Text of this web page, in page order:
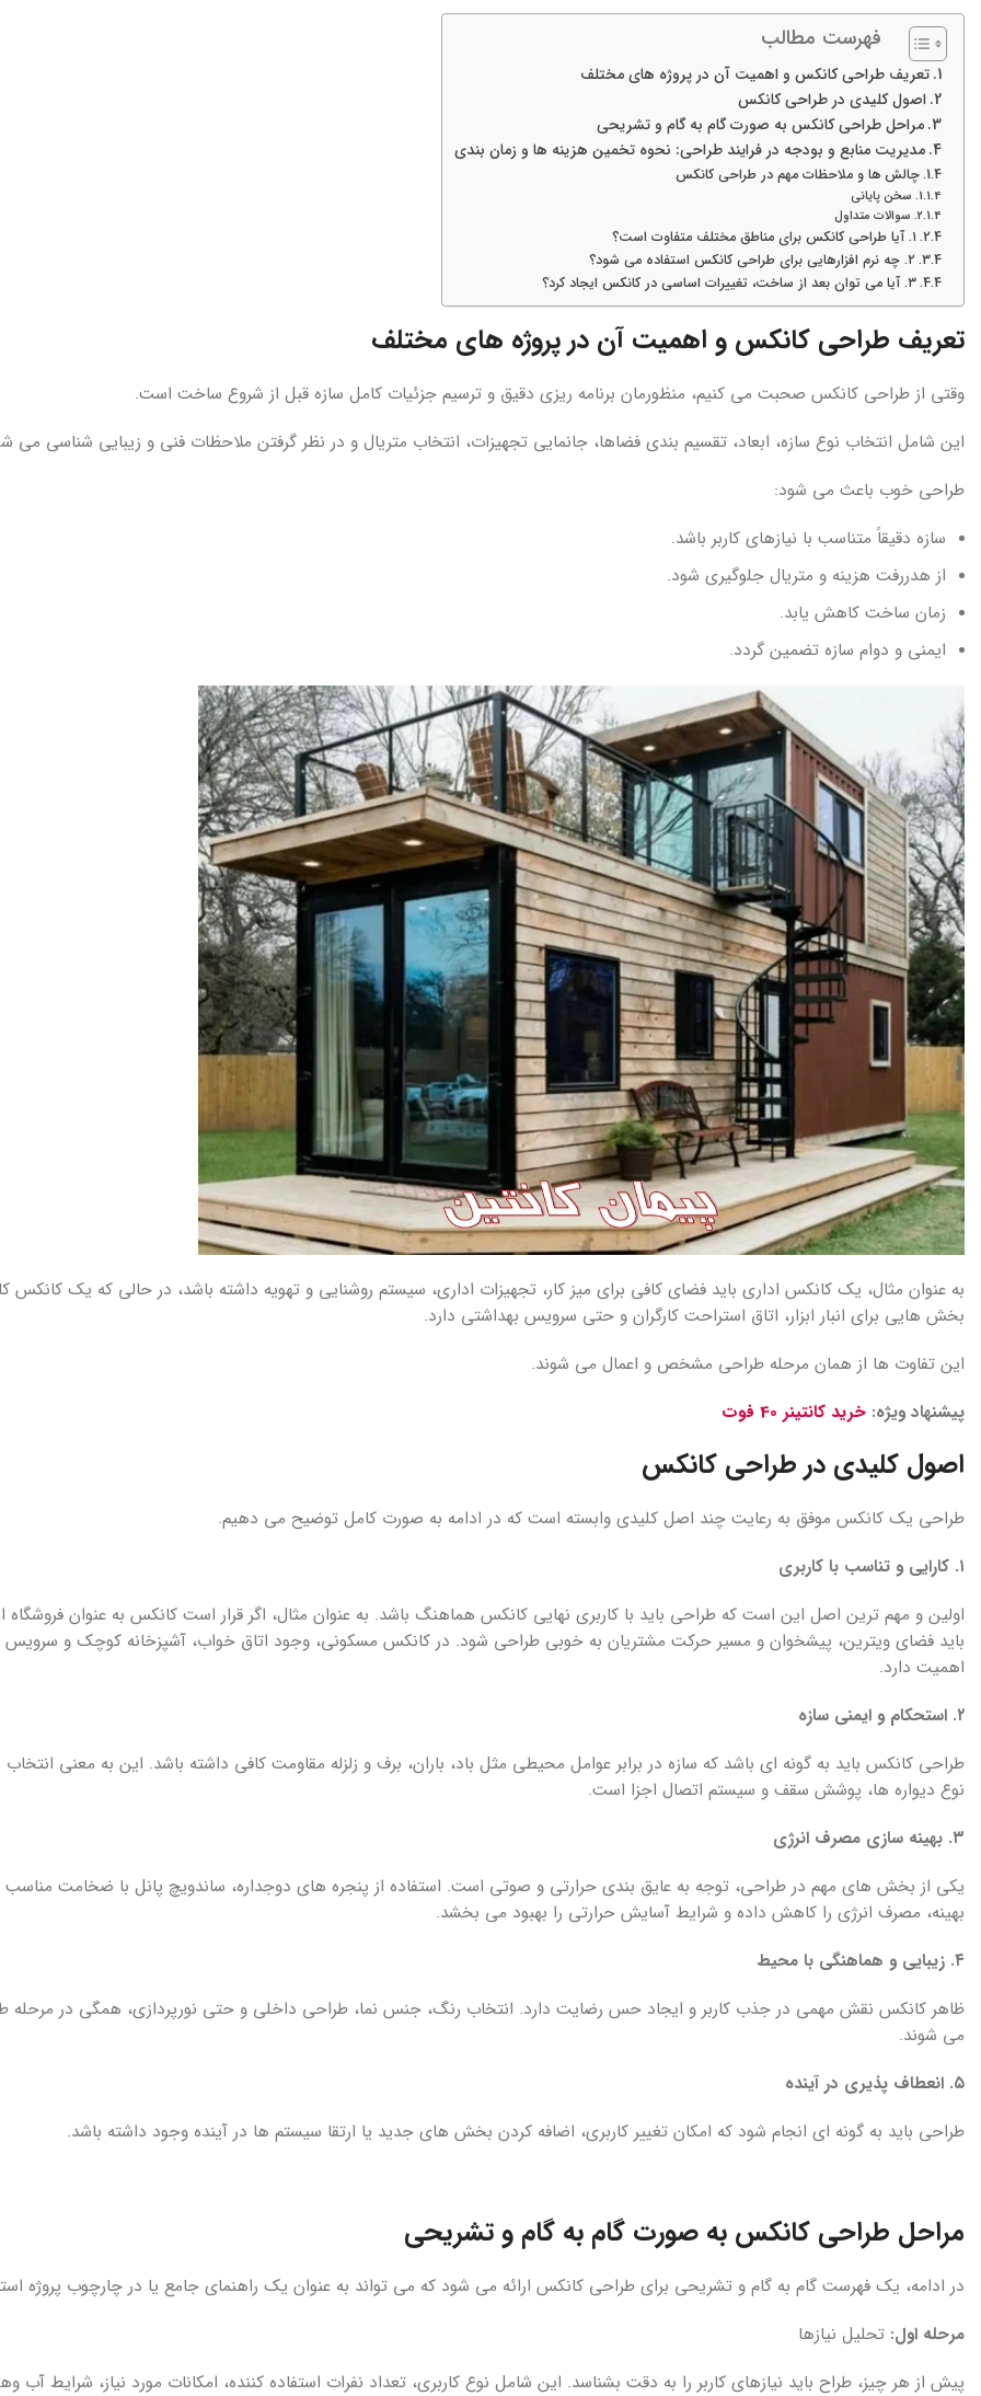
فهرست مطالب
تعریف طراحی کانکس و اهمیت آن در پروژه های مختلف
اصول کلیدی در طراحی کانکس
مراحل طراحی کانکس به صورت گام به گام و تشریحی
مدیریت منابع و بودجه در فرایند طراحی: نحوه تخمین هزینه ها و زمان بندی
چالش ها و ملاحظات مهم در طراحی کانکس
سخن پایانی
سوالات متداول
۱. آیا طراحی کانکس برای مناطق مختلف متفاوت است؟
۲. چه نرم افزارهایی برای طراحی کانکس استفاده می شود؟
۳. آیا می توان بعد از ساخت، تغییرات اساسی در کانکس ایجاد کرد؟
تعریف طراحی کانکس و اهمیت آن در پروژه های مختلف
وقتی از طراحی کانکس صحبت می کنیم، منظورمان برنامه ریزی دقیق و ترسیم جزئیات کامل سازه قبل از شروع ساخت است.
این شامل انتخاب نوع سازه، ابعاد، تقسیم بندی فضاها، جانمایی تجهیزات، انتخاب متریال و در نظر گرفتن ملاحظات فنی و زیبایی شناسی می
طراحی خوب باعث می شود:
سازه دقیقاً متناسب با نیازهای کاربر باشد.
از هدررفت هزینه و متریال جلوگیری شود.
زمان ساخت کاهش یابد.
ایمنی و دوام سازه تضمین گردد.
به عنوان مثال، یک کانکس اداری باید فضای کافی برای میز کار، تجهیزات اداری، سیستم روشنایی و تهویه داشته باشد، در حالی که یک کانکس
بخش هایی برای انبار ابزار، اتاق استراحت کارگران و حتی سرویس بهداشتی دارد.
این تفاوت ها از همان مرحله طراحی مشخص و اعمال می شوند.
پیشنهاد ویژه: خرید کانتینر 40 فوت
اصول کلیدی در طراحی کانکس
طراحی یک کانکس موفق به رعایت چند اصل کلیدی وابسته است که در ادامه به صورت کامل توضیح می دهیم.
۱. کارایی و تناسب با کاربری
اولین و مهم ترین اصل این است که طراحی باید با کاربری نهایی کانکس هماهنگ باشد. به عنوان مثال، اگر قرار است کانکس به عنوان فروشگاه
باید فضای ویترین، پیشخوان و مسیر حرکت مشتریان به خوبی طراحی شود. در کانکس مسکونی، وجود اتاق خواب، آشپزخانه کوچک و سرویس
اهمیت دارد.
۲. استحکام و ایمنی سازه
طراحی کانکس باید به گونه ای باشد که سازه در برابر عوامل محیطی مثل باد، باران، برف و زلزله مقاومت کافی داشته باشد. این به معنی
نوع دیواره ها، پوشش سقف و سیستم اتصال اجزا است.
۳. بهینه سازی مصرف انرژی
یکی از بخش های مهم در طراحی، توجه به عایق بندی حرارتی و صوتی است. استفاده از پنجره های دوجداره، ساندویچ پانل با ضخامت
بهینه، مصرف انرژی را کاهش داده و شرایط آسایش حرارتی را بهبود می بخشد.
۴. زیبایی و هماهنگی با محیط
ظاهر کانکس نقش مهمی در جذب کاربر و ایجاد حس رضایت دارد. انتخاب رنگ، جنس نما، طراحی داخلی و حتی نورپردازی، همگی در
می شوند.
۵. انعطاف پذیری در آینده
طراحی باید به گونه ای انجام شود که امکان تغییر کاربری، اضافه کردن بخش های جدید یا ارتقا سیستم ها در آینده وجود داشته باشد.
مراحل طراحی کانکس به صورت گام به گام و تشریحی
در ادامه، یک فهرست گام به گام و تشریحی برای طراحی کانکس ارائه می شود که می تواند به عنوان یک راهنمای جامع یا در چارچوب پروژه
مرحله اول: تحلیل نیازها
پیش از هر چیز، طراح باید نیازهای کاربر را به دقت بشناسد. این شامل نوع کاربری، تعداد نفرات استفاده کننده، امکانات مورد نیاز، شرایط آب